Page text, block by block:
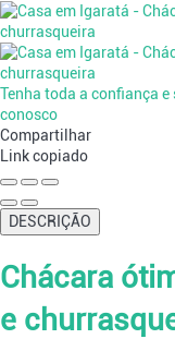
Tenha toda a confiança
conosco
Compartilhar
Link copiado
DESCRIÇÃO
Chácara
e